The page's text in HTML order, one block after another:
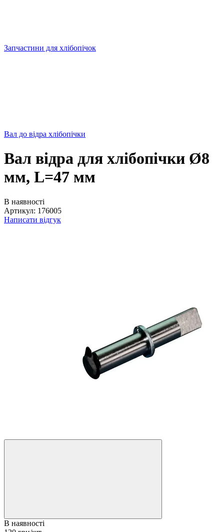
Запчастини для хлібопічок
Вал до відра хлібопічки
Вал відра для хлібопічки Ø8
мм, L=47 мм
В наявності
Артикул: 176005
Написати відгук
В наявності